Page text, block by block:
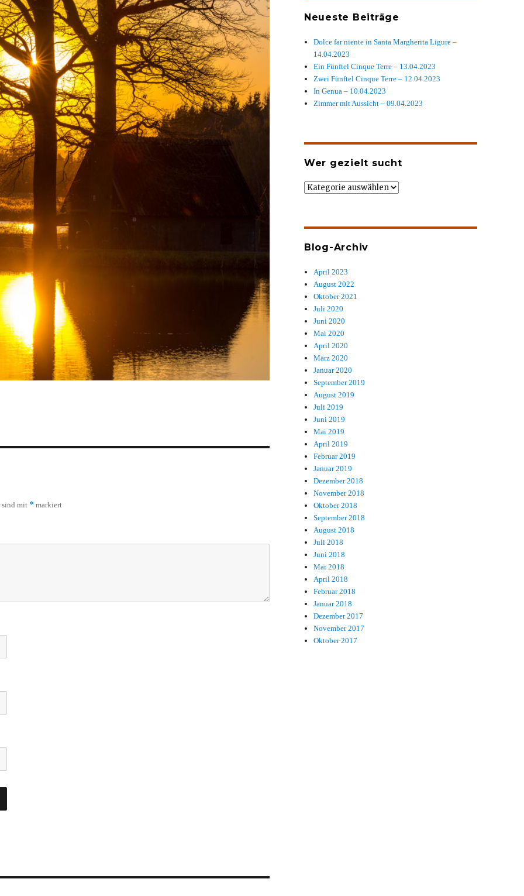
sind mit * markiert
Neueste Beiträge
Dolce far niente in Santa Margherita Ligure –
14.04.2023
Ein Fünftel Cinque Terre – 13.04.2023
Zwei Fünftel Cinque Terre – 12.04.2023
In Genua – 10.04.2023
Zimmer mit Aussicht – 09.04.2023
Wer gezielt sucht
Wer
Blog-Archiv
April 2023
August 2022
Oktober 2021
Juli 2020
Juni 2020
Mai 2020
April 2020
März 2020
Januar 2020
September 2019
August 2019
Juli 2019
Juni 2019
Mai 2019
April 2019
Februar 2019
Januar 2019
Dezember 2018
November 2018
Oktober 2018
September 2018
August 2018
Juli 2018
Juni 2018
Mai 2018
April 2018
Februar 2018
Januar 2018
Dezember 2017
November 2017
Oktober 2017